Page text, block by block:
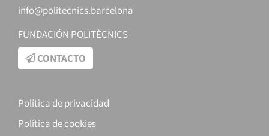
info@politecnics.barcelona
FUNDACIÓN POLITÈCNICS
CONTACTO
Política de privacidad
Política de cookies